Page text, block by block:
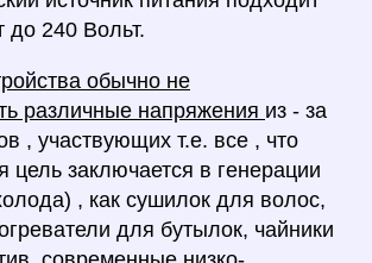
до 240 Вольт.
обычно не
различные напряжения из - за
, участвующих т.е. все , что
цель заключается в генерации
, как сушилок для волос,
для бутылок, чайники